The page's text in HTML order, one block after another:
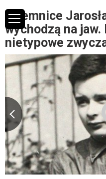
Tajemnice
wychodzą na jaw.
nietypowe